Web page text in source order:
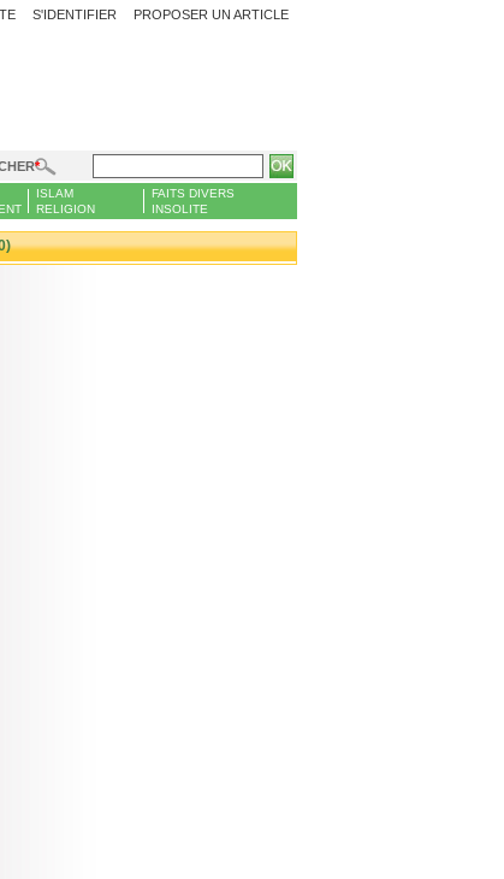
PROPOSER UN ARTICLE
S'IDENTIFIER
ISLAM
RELIGION
FAITS DIVERS
INSOLITE